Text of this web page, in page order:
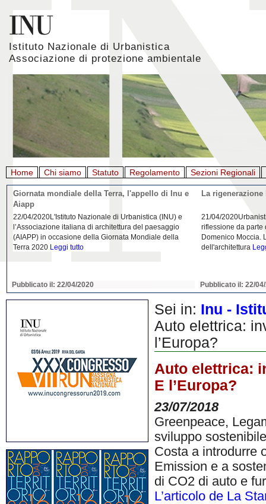
Istituto Nazionale di Urbanistica
Associazione di protezione ambientale
Home Chi siamo Statuto Regolamento Sezioni Regionali
Giornata mondiale della Terra, l'appello di Inu e
Aiapp
22/04/2020L'Istituto Nazionale di Urbanistica (INU) e
l’Associazione italiana di architettura del paesaggio
(AIAPP) in occasione della Giornata Mondiale della
Terra 2020 Leggi tutto
Pubblicato il: 22/04/2020
La
21/04/
riflessione da parte
Domenico Moccia.
dell'architettura
Pubblicato il: 22/
Sei in: Inu -
Auto elettrica:
l’Europa?
Auto elettrica:
E l’Europa?
23/07/2018
Greenpeace,
sviluppo
Costa a introdurre
Emission e a
di CO2 di auto e
L’articolo de La